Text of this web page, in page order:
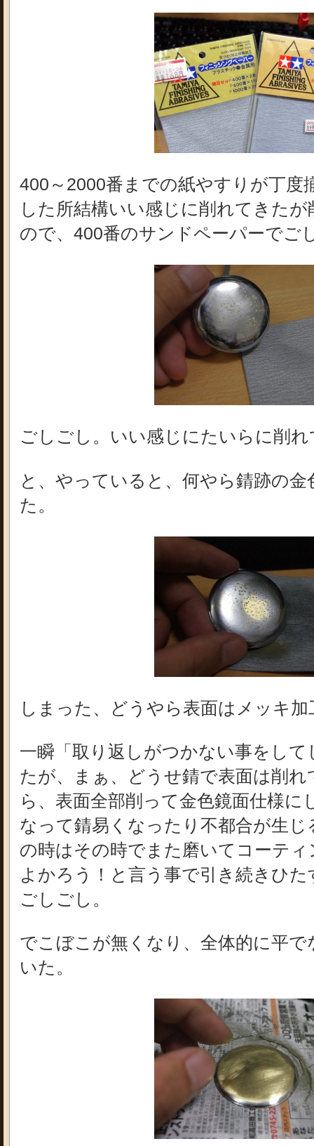
400～2000番までの紙やすりが丁度
した所結構いい感じに削れてきた
ので、400番のサンドペーパーでご
ごしごし。いい感じにたいらに削
と、やっていると、何やら錆跡の
た。
しまった、どうやら表面はメッキ
一瞬「取り返しがつかない事をし
たが、まぁ、どうせ錆で表面は削
ら、表面全部削って金色鏡面仕様に
なって錆易くなったり不都合が生
の時はその時でまた磨いてコーテ
よかろう！と言う事で引き続きひ
ごしごし。
でこぼこが無くなり、全体的に平
いた。